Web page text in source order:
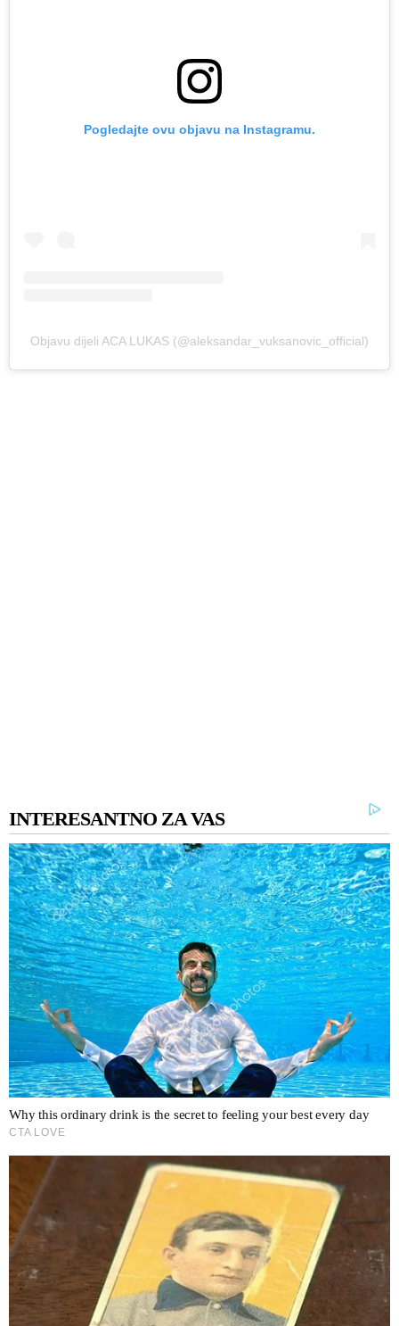
Pogledajte ovu objavu na Instagramu.
Objavu dijeli ACA LUKAS (@aleksandar_vuksanovic_official)